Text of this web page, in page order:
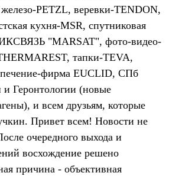
PETZL, веревки-TENDON,
кухня-MSR, спутниковая
"MARSAT", фото-видео-
тапки-TEVA,
фирма EUCLID, СПб
Геронтологии (новые
и всем друзьям, которые
Привет всем! Новости не
очередного выхода и
восхождение решено
причина - объективная